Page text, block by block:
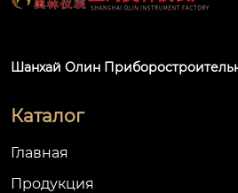
Шанхай Олин
Каталог
Главная
Продукция